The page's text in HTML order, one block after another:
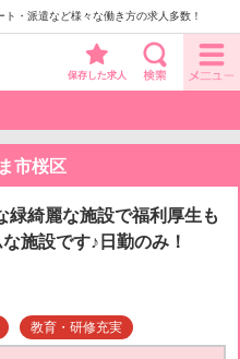
・派遣など様々な働き方の求人多数！
保存した求人
市桜区
緑綺麗な施設で福利厚生も
施設です♪日勤のみ！
教育・研修充実